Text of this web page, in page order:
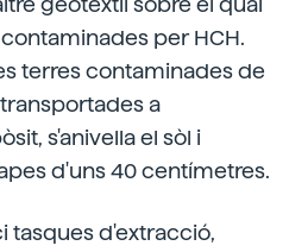
per HCH.
terres contaminades de
a
s'anivella el sòl i
d'uns 40 centímetres.
tasques d'extracció,